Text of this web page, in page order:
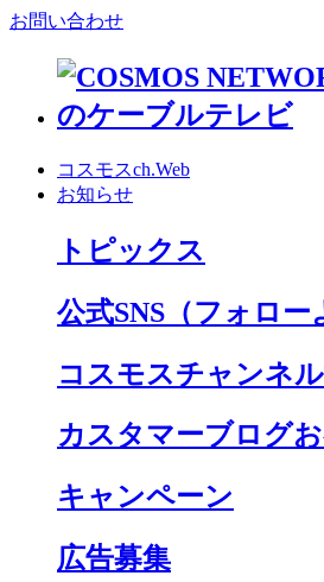
お問い合わせ
コスモスch.Web
お知らせ
トピックス
公式SNS （フォロー
コスモスチャンネ
カスタマーブログ
キャンペーン
広告募集